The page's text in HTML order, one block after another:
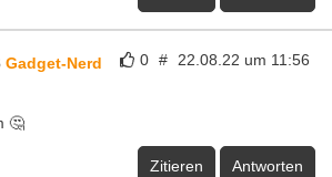
0 # 22.08.22 um 11:56
Gadget-Nerd
🤔
Zitieren Antworten